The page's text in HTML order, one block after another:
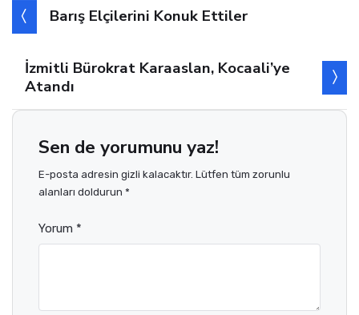
Barış Elçilerini Konuk Ettiler
İzmitli Bürokrat Karaaslan, Kocaali’ye
Atandı
Sen de yorumunu yaz!
E-posta adresin gizli kalacaktır. Lütfen tüm zorunlu
alanları doldurun *
Yorum *